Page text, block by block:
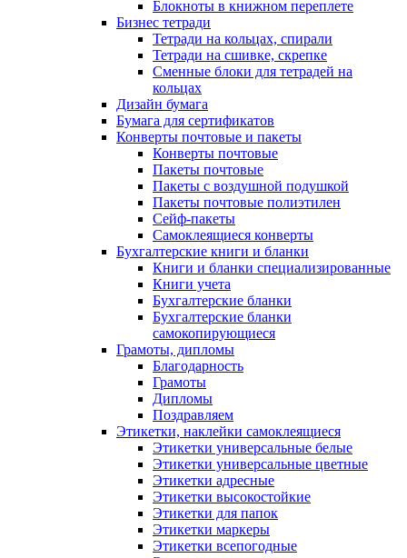
Блокноты в книжном переплете
Бизнес тетради
Тетради на кольцах, спирали
Тетради на сшивке, скрепке
Сменные блоки для тетрадей на
кольцах
Дизайн бумага
Бумага для сертификатов
Конверты почтовые и пакеты
Конверты почтовые
Пакеты почтовые
Пакеты с воздушной подушкой
Пакеты почтовые полиэтилен
Сейф-пакеты
Самоклеящиеся конверты
Бухгалтерские книги и бланки
Книги и бланки специализированные
Книги учета
Бухгалтерские бланки
Бухгалтерские бланки
самокопирующиеся
Грамоты, дипломы
Благодарность
Грамоты
Дипломы
Поздравляем
Этикетки, наклейки самоклеящиеся
Этикетки универсальные белые
Этикетки универсальные цветные
Этикетки адресные
Этикетки высокостойкие
Этикетки для папок
Этикетки маркеры
Этикетки всепогодные